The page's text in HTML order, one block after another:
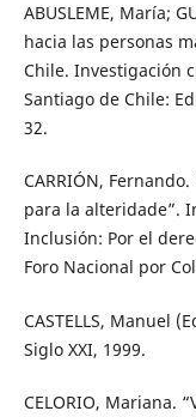
ABUSLEME, María;
hacia las personas
Chile. Investigación
Santiago de Chile:
32.
CARRIÓN,
para la alteridade”.
Inclusión: Por el
Foro Nacional por
CASTELLS, Manuel
Siglo XXI, 1999.
CELORIO, Mariana.